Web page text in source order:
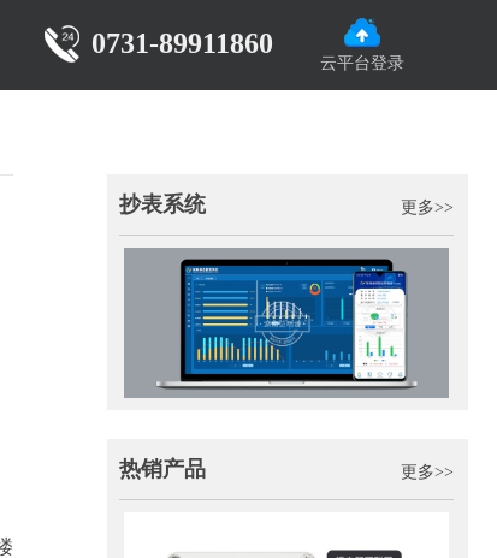
云平台登录
0731-89911860
抄表系统 更多>>
热销产品 更多>>